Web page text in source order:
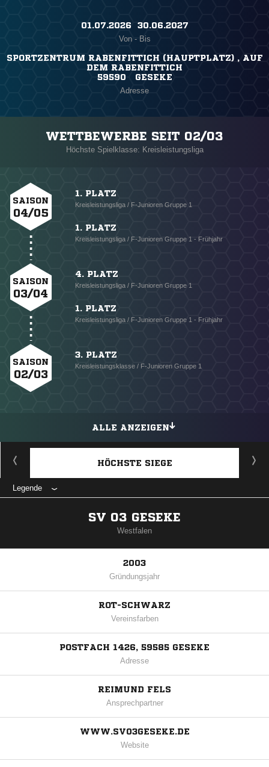
01.07.2026 ​ 30.06.2027
Von - Bis
SPORTZENTRUM RABENFITTICH (HAUPTPLATZ) , AUF
DEM RABENFITTICH
59590 GESEKE
Adresse
WETTBEWERBE SEIT 02/03
Höchste Spielklasse: Kreisleistungsliga
SAISON
04/05
1. PLATZ
Kreisleistungsliga / F-Junioren Gruppe 1
1. PLATZ
Kreisleistungsliga / F-Junioren Gruppe 1 - Frühjahr
SAISON
03/04
4. PLATZ
Kreisleistungsliga / F-Junioren Gruppe 1
1. PLATZ
Kreisleistungsliga / F-Junioren Gruppe 1 - Frühjahr
SAISON
02/03
3. PLATZ
Kreisleistungsklasse / F-Junioren Gruppe 1
ALLE ANZEIGEN
HÖCHSTE SIEGE
Legende
SV 03 GESEKE
Westfalen
2003
Gründungsjahr
ROT-SCHWARZ
Vereinsfarben
POSTFACH 1426, 59585 GESEKE
Adresse
REIMUND FELS
Ansprechpartner
WWW.SV03GESEKE.DE
Website